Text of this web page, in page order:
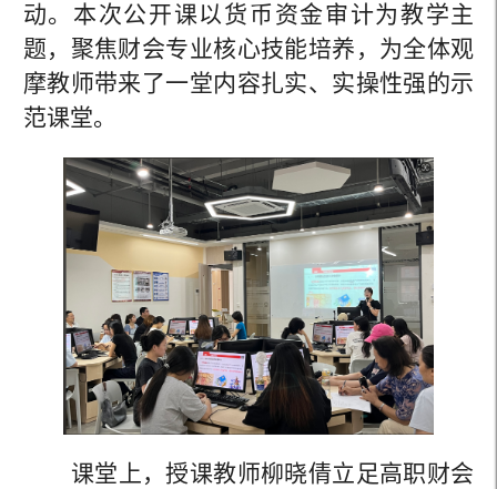
动。本次公开课以货币资金审计为教学主
题，聚焦财会专业核心技能培养，为全体观
摩教师带来了一堂内容扎实、实操性强的示
范课堂。
课堂上，授课教师柳晓倩立足高职财会